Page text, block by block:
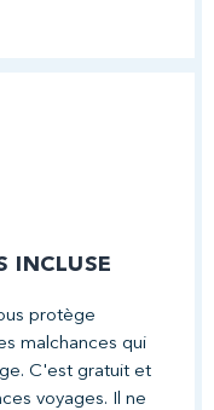
INCLUSE
protège
malchances qui
C'est gratuit et
voyages. Il ne